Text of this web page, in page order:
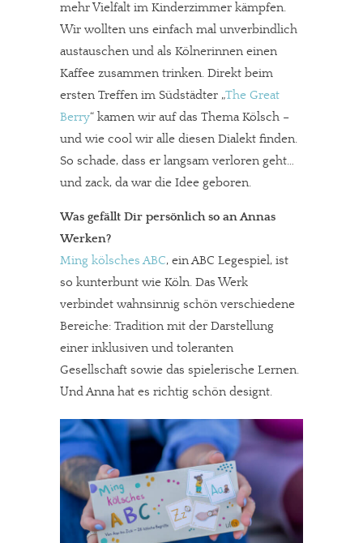
mehr Vielfalt im Kinderzimmer kämpfen.
Wir wollten uns einfach mal unverbindlich
austauschen und als Kölnerinnen einen
Kaffee zusammen trinken. Direkt beim
ersten Treffen im Südstädter „The Great
Berry“ kamen wir auf das Thema Kölsch –
und wie cool wir alle diesen Dialekt finden.
So schade, dass er langsam verloren geht…
und zack, da war die Idee geboren.
Was gefällt Dir persönlich so an Annas
Werken?
Ming kölsches ABC, ein ABC Legespiel, ist
so kunterbunt wie Köln. Das Werk
verbindet wahnsinnig schön verschiedene
Bereiche: Tradition mit der Darstellung
einer inklusiven und toleranten
Gesellschaft sowie das spielerische Lernen.
Und Anna hat es richtig schön designt.